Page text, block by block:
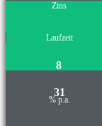
Zins
Laufzeit
8
31
% p.a.